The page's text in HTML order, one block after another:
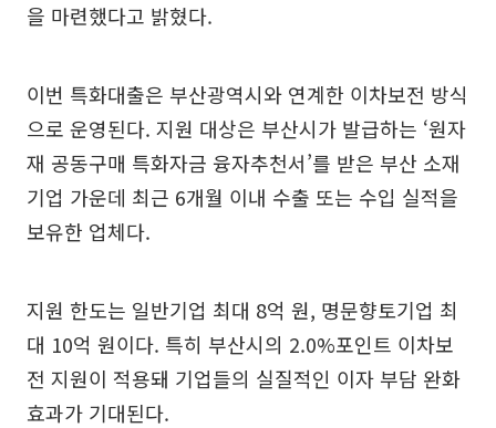
을 마련했다고 밝혔다.
이번 특화대출은 부산광역시와 연계한 이차보전 방식
으로 운영된다. 지원 대상은 부산시가 발급하는 ‘원자
재 공동구매 특화자금 융자추천서’를 받은 부산 소재
기업 가운데 최근 6개월 이내 수출 또는 수입 실적을
보유한 업체다.
지원 한도는 일반기업 최대 8억 원, 명문향토기업 최
대 10억 원이다. 특히 부산시의 2.0%포인트 이차보
전 지원이 적용돼 기업들의 실질적인 이자 부담 완화
효과가 기대된다.